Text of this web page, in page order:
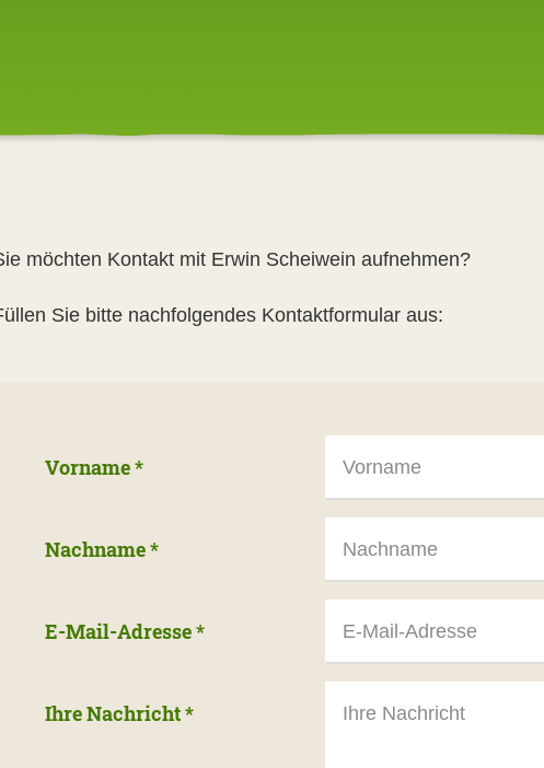
möchten Kontakt mit Erwin Scheiwein aufnehmen?
Sie bitte nachfolgendes Kontaktformular aus:
Vorname*
Nachname*
E-Mail-Adresse*
Ihre Nachricht*